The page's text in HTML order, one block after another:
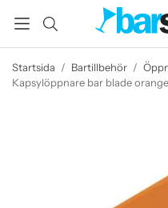
Startsida / Bartillbehör /
Kapsylöppnare bar blade orange